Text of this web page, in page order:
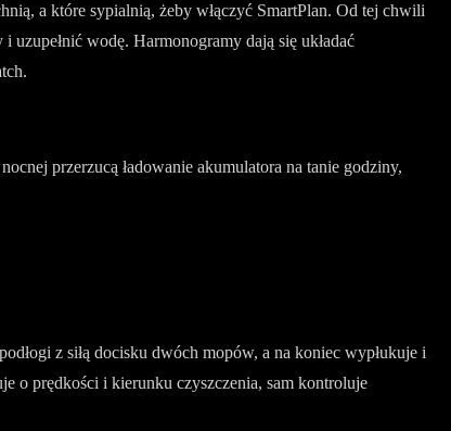
a które sypialnią, żeby włączyć SmartPlan. Od tej chwili
wodę. Harmonogramy dają się układać
przerzucą ładowanie akumulatora na tanie godziny,
z siłą docisku dwóch mopów, a na koniec wypłukuje i
o prędkości i kierunku czyszczenia, sam kontroluje